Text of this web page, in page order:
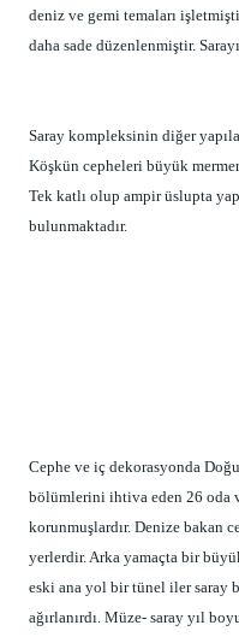
deniz ve gemi temaları
daha sade düzenlenmiştir.
Saray kompleksinin diğer
Köşkün cepheleri büyük
Tek katlı olup ampir üslupta
bulunmaktadır.
Cephe ve iç dekorasyonda
bölümlerini ihtiva eden 26 oda
korunmuşlardır. Denize bakan
yerlerdir. Arka yamaçta bir
eski ana yol bir tünel iler saray
ağırlanırdı. Müze- saray yıl